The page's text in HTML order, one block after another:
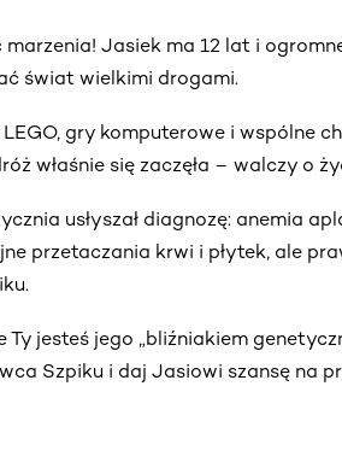
marzenia! Jasiek ma 12 lat i
świat wielkimi drogami.
gry komputerowe i wspólne
właśnie się zaczęła – walczy o
usłyszał diagnozę: anemia
przetaczania krwi i płytek, ale
Ty jesteś jego „bliźniakiem
Szpiku i daj Jasiowi szansę na